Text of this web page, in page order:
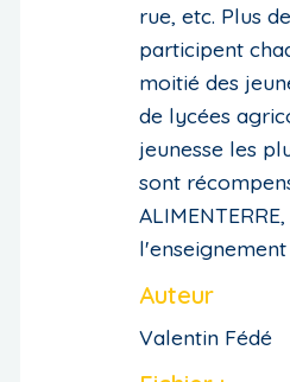
rue, etc. Plus
participent
moitié des
de lycées
jeunesse les
sont
Auteur
Valentin Fédé